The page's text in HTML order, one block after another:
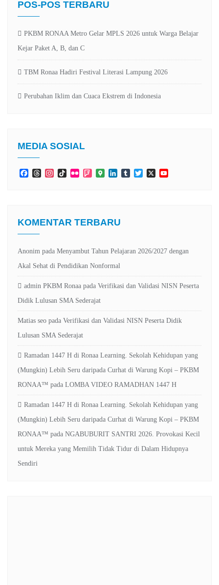
POS-POS TERBARU
PKBM RONAA Metro Gelar MPLS 2026 untuk Warga Belajar
Kejar Paket A, B, dan C
TBM Ronaa Hadiri Festival Literasi Lampung 2026
Perubahan Iklim dan Cuaca Ekstrem di Indonesia
MEDIA SOSIAL
FacebookThreadsInstagramTikTokFlickr Foursquare
GoogleLinkedInTumblrTwitter
X
KOMENTAR TERBARU
Anonim pada Menyambut Tahun Pelajaran 2026/2027 dengan
Akal Sehat di Pendidikan Nonformal
admin PKBM Ronaa pada Verifikasi dan Validasi NISN Peserta
Didik Lulusan SMA Sederajat
Matias seo pada Verifikasi dan Validasi NISN Peserta Didik
Lulusan SMA Sederajat
Ramadan 1447 H di Ronaa Learning. Sekolah Kehidupan yang
(Mungkin) Lebih Seru daripada Curhat di Warung Kopi – PKBM
RONAA™ pada LOMBA VIDEO RAMADHAN 1447 H
Ramadan 1447 H di Ronaa Learning. Sekolah Kehidupan yang
(Mungkin) Lebih Seru daripada Curhat di Warung Kopi – PKBM
RONAA™ pada NGABUBURIT SANTRI 2026. Provokasi Kecil
untuk Mereka yang Memilih Tidak Tidur di Dalam Hidupnya
Sendiri